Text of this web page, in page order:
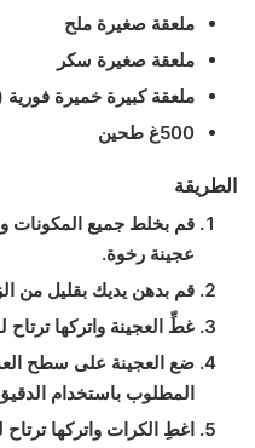
ملعقة صغيرة ملح
ملعقة صغيرة سكر
ملعقة كبيرة خميرة فورية (10غ) أو خميرة معجونة
500غ طحين
الطريقة
قم بخلط جميع المكونات
عجينة رخوة.
قم بدهن يديك بقليل من
غطِّ العجينة واتركها ترتاح لمدة 40
ضع العجينة على سطح
المطلوب باستخدام
اغطِ الكرات واتركها ترتاح لمدة 10